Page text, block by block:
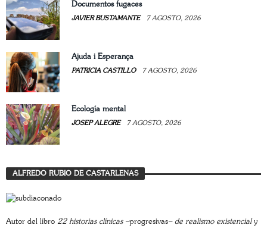
Documentos fugaces
JAVIER BUSTAMANTE 7 AGOSTO, 2026
Ajuda i Esperança
PATRICIA CASTILLO 7 AGOSTO, 2026
Ecología mental
JOSEP ALEGRE 7 AGOSTO, 2026
ALFREDO RUBIO DE CASTARLENAS
Autor del libro 22 historias clínicas –progresivas– de realismo existencialy